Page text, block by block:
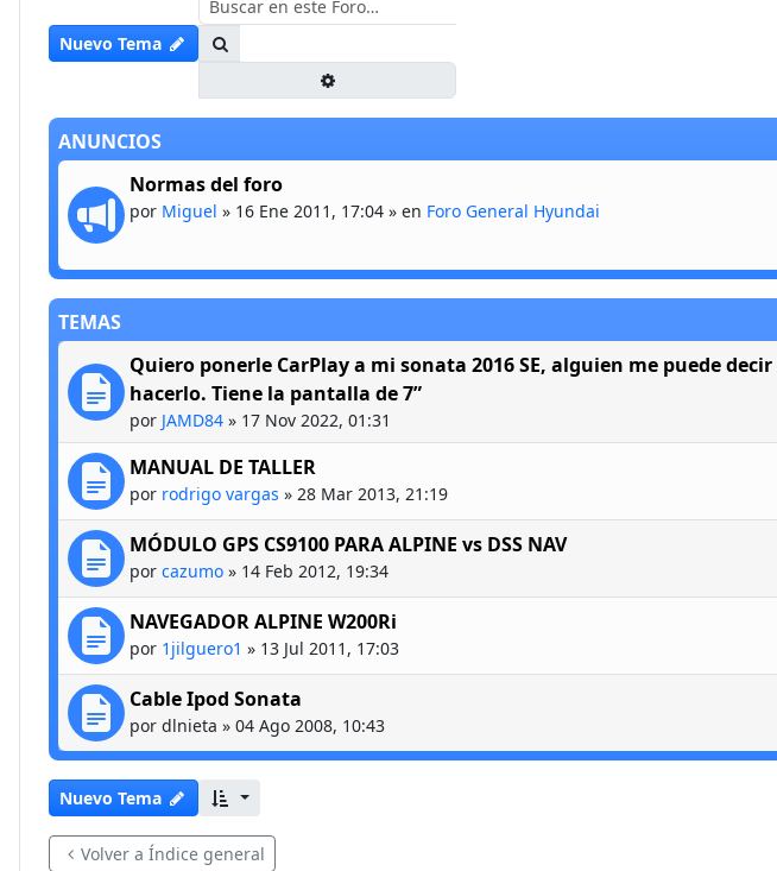
Nuevo Tema
ANUNCIOS
Normas del foro
por Miguel » 16 Ene 2011, 17:04 » en Foro General Hyundai
TEMAS
Quiero ponerle CarPlay a mi sonata 2016 SE, alguien me puede
hacerlo. Tiene la pantalla de 7”
por JAMD84 » 17 Nov 2022, 01:31
MANUAL DE TALLER
por rodrigo vargas » 28 Mar 2013, 21:19
MÓDULO GPS CS9100 PARA ALPINE vs DSS NAV
por cazumo » 14 Feb 2012, 19:34
NAVEGADOR ALPINE W200Ri
por 1jilguero1 » 13 Jul 2011, 17:03
Cable Ipod Sonata
por dlnieta » 04 Ago 2008, 10:43
Nuevo Tema
Volver a Índice general